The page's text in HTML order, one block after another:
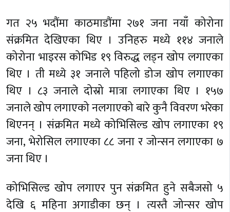
गत २५ भदौंमा काठमाडौंमा २७१ जना नयाँ कोरोना
संक्रमित देखिएका थिए । उनिहरु मध्ये ११४ जनाले
कोरोना भाइरस कोभिड १९ विरुद्ध लड्न खोप लगाएका
थिए । ती मध्ये ३१ जनाले पहिलो डोज खोप लगाएका
थिए । ८३ जनाले दोस्रो मात्रा लगाएका थिए । १५७
जनाले खोप लगाएको नलगाएको बारे कुनै विवरण भरेका
थिएनन् । संक्रमित मध्ये कोभिसिल्ड खोप लगाएका १९
जना, भेरोसिल लगाएका ८८ जना र जोन्सन लगाएका ७
जना थिए ।
कोभिसिल्ड खोप लगाएर पुन संक्रमित हुने सबैजसो ५
देखि ६ महिना अगाडीका छन् । त्यस्तै जोन्सर खोप